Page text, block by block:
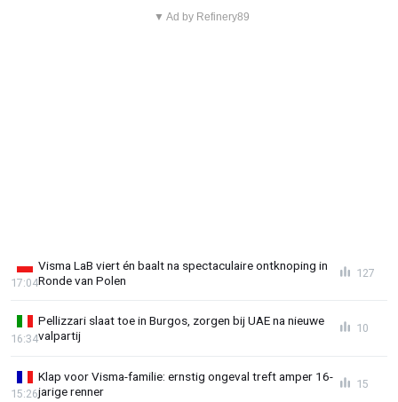
▼ Ad by Refinery89
Visma LaB viert én baalt na spectaculaire ontknoping in
Ronde van Polen
17:04
127
Pellizzari slaat toe in Burgos, zorgen bij UAE na nieuwe
valpartij
16:34
10
Klap voor Visma-familie: ernstig ongeval treft amper 16-
jarige renner
15:26
15